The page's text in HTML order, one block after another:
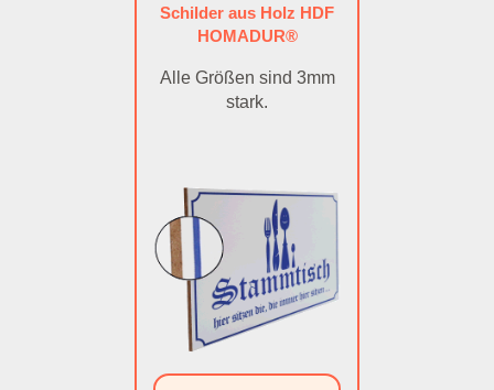
Schilder aus Holz HDF
HOMADUR®
Alle Größen sind 3mm
stark.